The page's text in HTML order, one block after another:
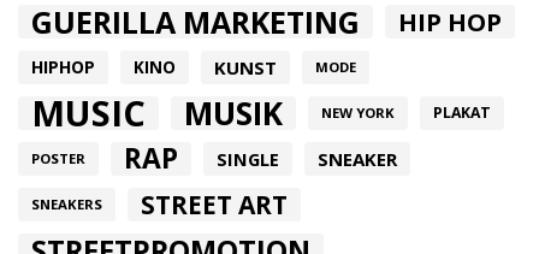
GUERILLA MARKETING HIP HOP
HIPHOP KINO KUNST MODE
MUSIC MUSIK NEW YORK PLAKAT
POSTER RAP SINGLE SNEAKER
SNEAKERS STREET ART